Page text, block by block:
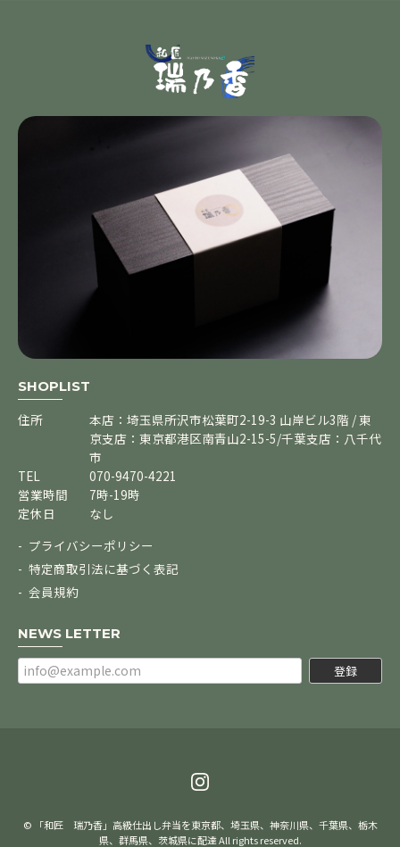
SHOPLIST
住所
本店：埼玉県所沢市松葉町2-19-3 山岸ビル3階 / 東
京支店：東京都港区南青山2-15-5/千葉支店：八千代
市
TEL
070-9470-4221
営業時間
7時-19時
定休日
なし
プライバシーポリシー
特定商取引法に基づく表記
会員規約
NEWS LETTER
登録
© 「和匠 瑞乃香」高級仕出し弁当を東京都、埼玉県、神奈川県、千葉県、栃木
県、群馬県、茨城県に配達 All rights reserved.